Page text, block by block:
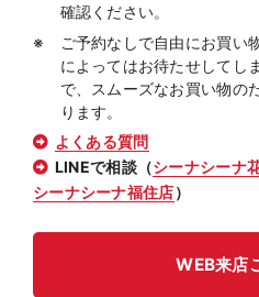
確認ください。
ご予約なしで自由にお買い
によってはお待たせしてし
で、スムーズなお買い物の
ります。
よくある質問
LINEで相談（シーナシーナ
シーナシーナ福住店）
WEB来店